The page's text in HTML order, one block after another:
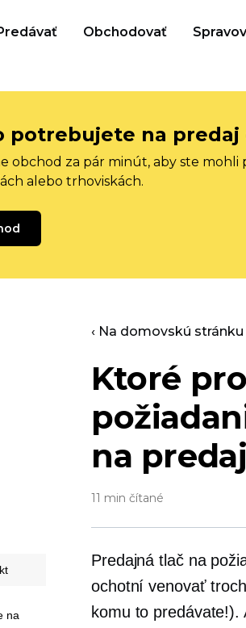
Obchodovať
potrebujete na predaj
obchod za pár minút, aby ste mohli
alebo trhoviskách.
‹ Na domovskú
Ktoré
na
11 min čítané
Predajnátlač na
ochotní venovať
komu to
na